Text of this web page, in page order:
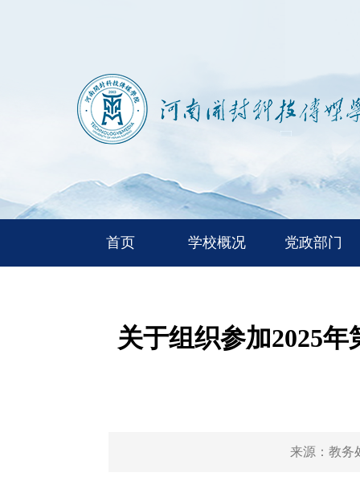
首页 学校概况 党政部门
关于组织参加2025
来源： 教务